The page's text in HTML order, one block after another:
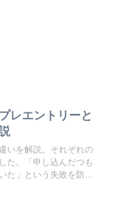
レエントリーと
いを解説。それぞれの
た。「申し込んだつも
た」という失敗を防ぐ